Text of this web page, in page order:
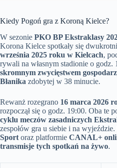
Kiedy Pogoń gra z Koroną Kielce?
W sezonie PKO BP Ekstraklasy
Korona Kielce spotkały się
września 2025 roku w Kielcach,
rywali na własnym stadionie o godz.
skromnym zwycięstwem
Błanika zdobytej w 38 minucie.
Rewanż rozegrano 16 marca 2026
rozpoczął się o godz. 19:00. Oba te
cyklu meczów zasadniczych
zespołów gra u siebie i na
Sport oraz platformie CANAL+
transmisje tych spotkań na żywo.